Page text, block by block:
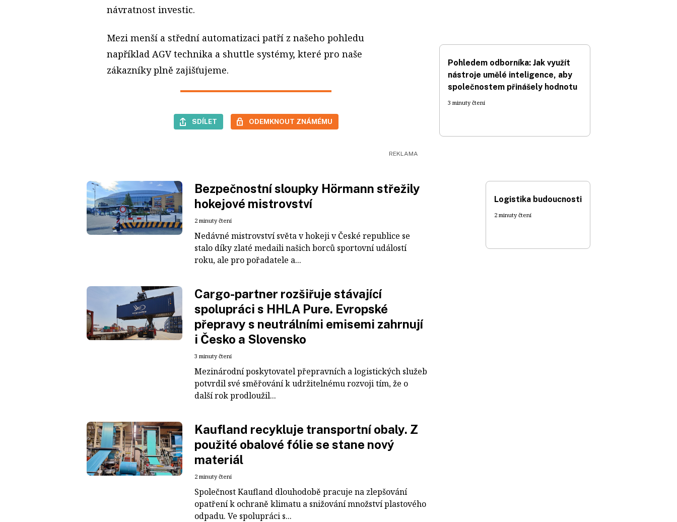
návratnost investic.
Mezi menší a střední automatizaci patří z našeho pohledu
například AGV technika a shuttle systémy, které pro naše
zákazníky plně zajišťujeme.
SDÍLET ODEMKNOUT ZNÁMÉMU
Pohledem odborníka: Jak využít
nástroje umělé inteligence, aby
společnostem přinášely hodnotu
3 minuty čtení
Bezpečnostní sloupky Hörmann střežily
hokejové mistrovství
2 minuty čtení
Nedávné mistrovství světa v hokeji v České republice se
stalo díky zlaté medaili našich borců sportovní událostí
roku, ale pro pořadatele a...
Cargo-partner rozšiřuje stávající
spolupráci s HHLA Pure. Evropské
přepravy s neutrálními emisemi zahrnují
i Česko a Slovensko
3 minuty čtení
Mezinárodní poskytovatel přepravních a logistických služeb
potvrdil své směřování k udržitelnému rozvoji tím, že o
další rok prodloužil...
Kaufland recykluje transportní obaly. Z
použité obalové fólie se stane nový
materiál
2 minuty čtení
Společnost Kaufland dlouhodobě pracuje na zlepšování
opatření k ochraně klimatu a snižování množství plastového
odpadu. Ve spolupráci s...
Logistika budoucnosti
2 minuty čtení